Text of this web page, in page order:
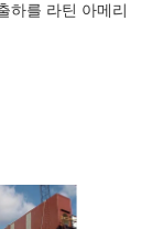
하를 라틴 아메리